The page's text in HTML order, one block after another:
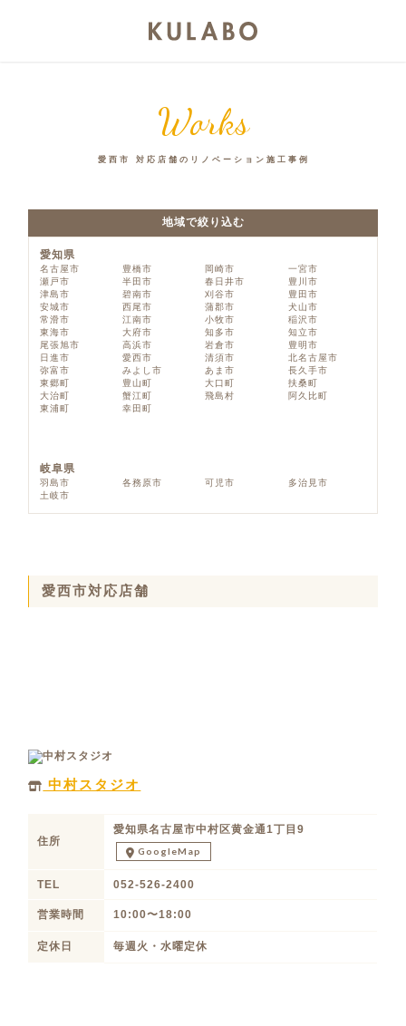
Works
愛西市 対応店舗のリノベーション施工事例
地域で絞り込む
愛知県
名古屋市 豊橋市 岡崎市
一宮市
瀬戸市
半田市 春日井市
豊川市
津島市
碧南市 刈谷市
豊田市
安城市
西尾市 蒲郡市
犬山市
常滑市
江南市 小牧市
稲沢市
東海市
大府市 知多市
知立市
尾張旭市
高浜市 岩倉市
豊明市
日進市
愛西市 清須市
北名古屋市
弥富市
みよし市 あま市
長久手市
東郷町
豊山町 大口町
扶桑町
大治町
蟹江町 飛島村
阿久比町
東浦町
幸田町
岐阜県
羽島市 各務原市 可児市
多治見市
土岐市
愛西市対応店舗
中村スタジオ
住所
愛知県名古屋市中村区黄金通1丁目9
GoogleMap
TEL 052-526-2400
営業時間 10:00〜18:00
定休日 毎週火・水曜定休